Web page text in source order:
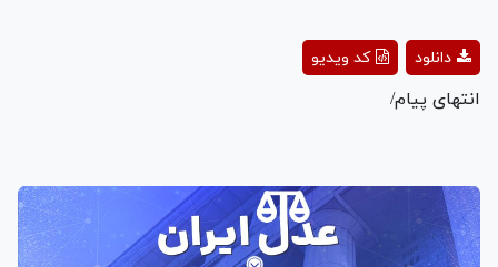
Playکد ویدیو دانلود
انتهای پیام/